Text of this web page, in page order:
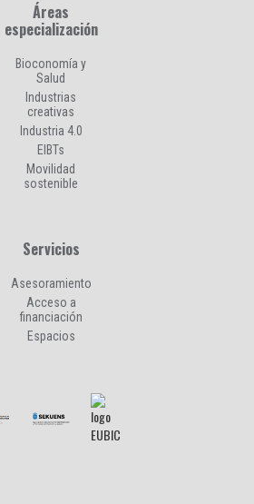
Áreas
especialización
Bioconomía y
Salud
Industrias
creativas
Industria 4.0
EIBTs
Movilidad
sostenible
Servicios
Asesoramiento
Acceso a
financiación
Espacios